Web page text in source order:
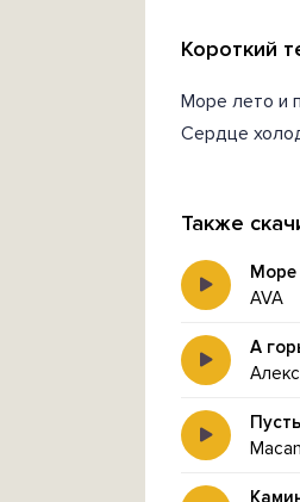
Короткий
Море лето и
Сердце
Также
Море
AVA
А